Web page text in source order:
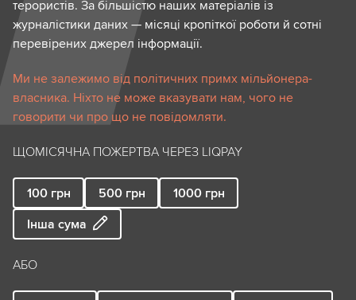
терористів. За більшістю наших матеріалів із
журналістики даних — місяці кропіткої роботи й сотні
перевірених джерел інформації.
Ми не залежимо від політичних примх мільйонера-
власника. Ніхто не може вказувати нам, чого не
говорити чи про що не повідомляти.
ЩОМІСЯЧНА ПОЖЕРТВА ЧЕРЕЗ LIQPAY
100 грн 500 грн 1000 грн
Інша сума
АБО